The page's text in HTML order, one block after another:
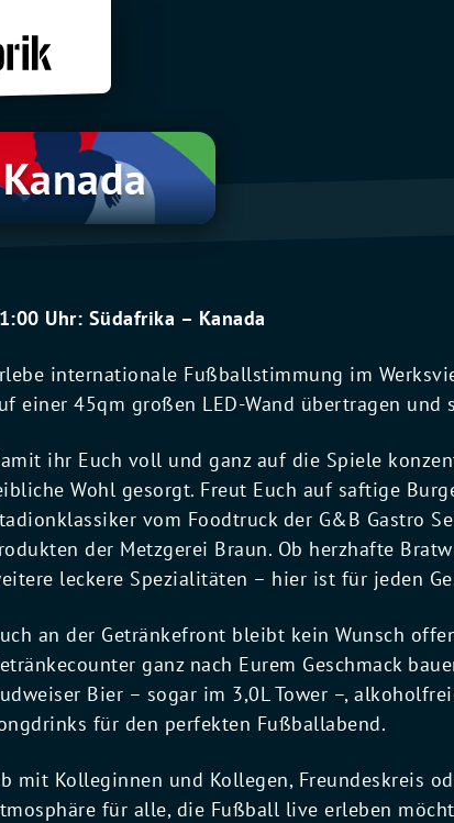
Uhr: Südafrika – Kanada
internationale Fußballstimmung im
einer 45qm großen LED-Wand übertragen und
ihr Euch voll und ganz auf die Spiele
Wohl gesorgt. Freut Euch auf saftige
vom Foodtruck der G&B Gastro
der Metzgerei Braun. Ob herzhafte
leckere Spezialitäten – hier ist für jeden
an der Getränkefront bleibt kein Wunsch
ganz nach Eurem Geschmack
Bier – sogar im 3,0L Tower –,
für den perfekten Fußballabend.
mit Kolleginnen und Kollegen, Freundeskreis
für alle, die Fußball live erleben